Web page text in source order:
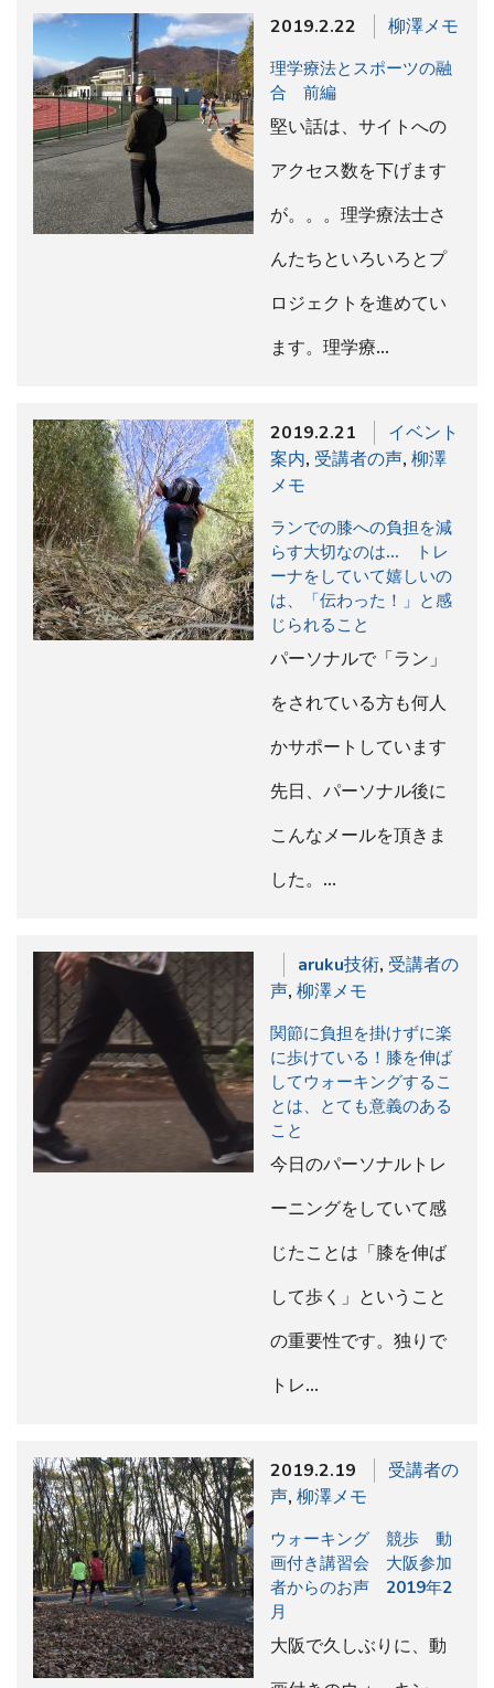
2019.2.22 柳澤メモ
理学療法とスポーツの融
合 前編
堅い話は、サイトへの
アクセス数を下げます
が。。。理学療法士さ
んたちといろいろとプ
ロジェクトを進めてい
ます。理学療…
2019.2.21
イベント
案内, 受講者の声, 柳澤
メモ
ランでの膝への負担を減
らす大切なのは… トレ
ーナをしていて嬉しいの
は、「伝わった！」と感
じられること
パーソナルで「ラン」
をされている方も何人
かサポートしています
先日、パーソナル後に
こんなメールを頂きま
した。…
aruku技術, 受講者の
声, 柳澤メモ
関節に負担を掛けずに楽
に歩けている！膝を伸ば
してウォーキングするこ
とは、とても意義のある
こと
今日のパーソナルトレ
ーニングをしていて感
じたことは「膝を伸ば
して歩く」ということ
の重要性です。独りで
トレ…
2019.2.19
受講者の
声, 柳澤メモ
ウォーキング 競歩 動
画付き講習会 大阪参加
者からのお声 2019年2
月
大阪で久しぶりに、動